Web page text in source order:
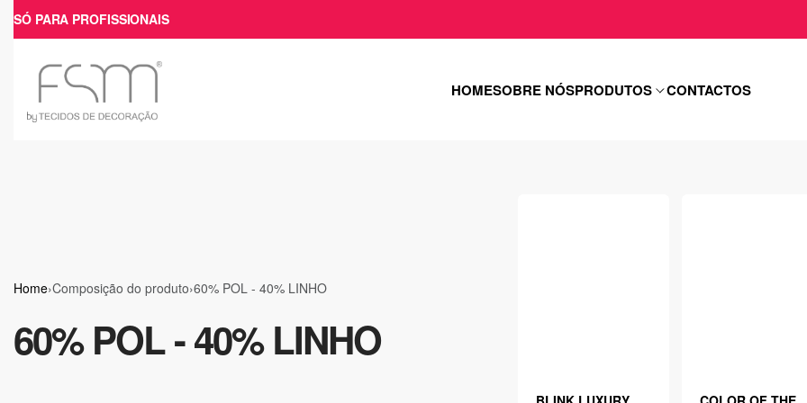
SÓ PARA PROFISSIONAIS
HOMESOBRE NÓSPRODUTOS CONTACTOS
Home›Composição do produto›60% POL - 40% LINHO
60% POL - 40% LINHO